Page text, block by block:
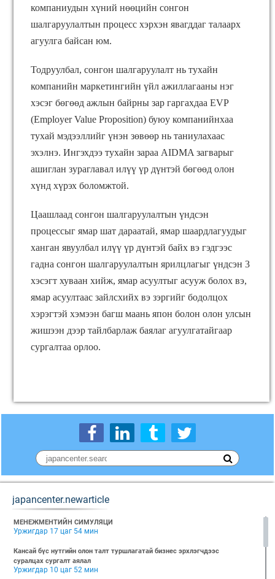
компаниудын хүний нөөцийн сонгон
шалгаруулалтын процесс хэрхэн явагддаг талаарх
агуулга байсан юм.
Тодруулбал, сонгон шалгаруулалт нь тухайн
компанийн маркетингийн үйл ажиллагааны нэг
хэсэг бөгөөд ажлын байрны зар гаргахдаа EVP
(Employer Value Proposition) буюу компанийнхаа
тухай мэдээллийг үнэн зөвөөр нь таниулахаас
эхэлнэ. Ингэхдээ тухайн зараа AIDMA загварыг
ашиглан зураглавал илүү үр дүнтэй бөгөөд олон
хүнд хүрэх боломжтой.
Цаашлаад сонгон шалгаруулалтын үндсэн
процессыг ямар шат дараатай, ямар шаардлагуудыг
ханган явуулбал илүү үр дүнтэй байх вэ гэдгээс
гадна сонгон шалгаруулалтын ярилцлагыг үндсэн 3
хэсэгт хуваан хийж, ямар асуултыг асууж болох вэ,
ямар асуултаас зайлсхийх вэ зэргийг бодолцох
хэрэгтэй хэмээн багш маань япон болон олон улсын
жишээн дээр тайлбарлаж баялаг агуулгатайгаар
сургалтаа орлоо.
japancenter.newarticle
МЕНЕЖМЕНТИЙН СИМУЛЯЦИ
Уржигдар 17 цаг 54 мин
Кансай бүс нутгийн олон талт туршлагатай бизнес эрхлэгчдээс
суралцах сургалт аялал
Уржигдар 10 цаг 52 мин